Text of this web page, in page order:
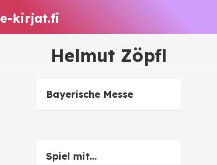
e-kirjat.fi
Helmut Zöpfl
Bayerische Messe
Spiel mit…